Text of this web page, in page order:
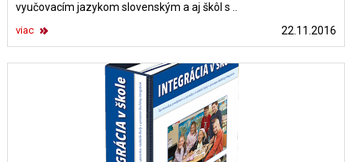
vyučovacím jazykom slovenským a aj škôl s ..
22.11.2016
viac